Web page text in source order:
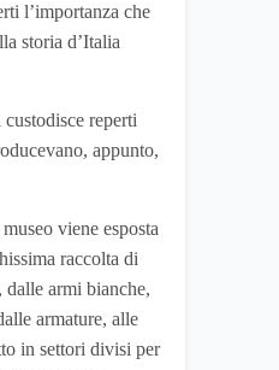
l’importanza che
storia d’Italia
reperti
appunto,
viene esposta
raccolta di
armi bianche,
armature, alle
in settori divisi per